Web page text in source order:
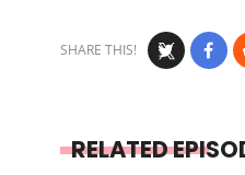
SHARE THIS!
RELATED